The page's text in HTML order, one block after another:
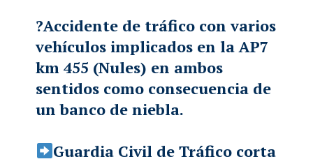
?️Accidente de tráfico con varios
vehículos implicados en la AP7
km 455 (Nules) en ambos
sentidos como consecuencia de
un banco de niebla.
Guardia Civil de Tráfico corta